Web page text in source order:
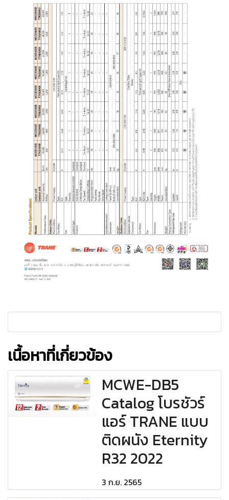
เนื้อหาที่เกี่ยวข้อง
MCWE-DB5
Catalog โบรชัวร์
แอร์ TRANE แบบ
ติดผนัง Eternity
R32 2022
3 ก.ย. 2565